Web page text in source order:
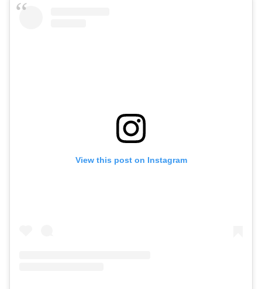
View this post on Instagram